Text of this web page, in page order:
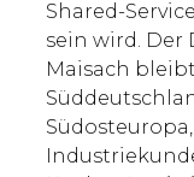
Shared-
sein wird. Der
Maisach